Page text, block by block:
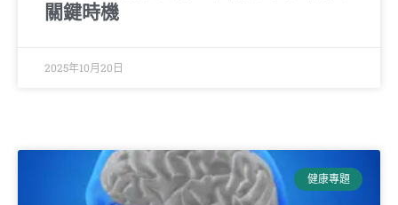
關鍵時機
2025年10月20日
健康專題